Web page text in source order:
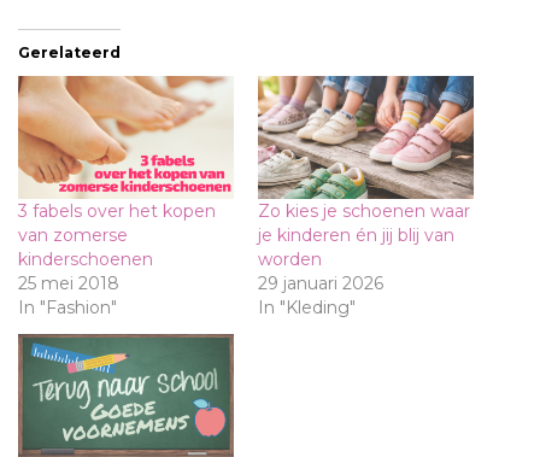
Gerelateerd
3 fabels over het kopen
van zomerse
kinderschoenen
25 mei 2018
In "Fashion"
Zo kies je schoenen waar
je kinderen én jij blij van
worden
29 januari 2026
In "Kleding"